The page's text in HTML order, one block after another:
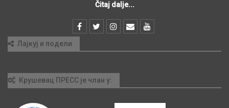
Čitaj dalje...
Лајкуј и подели
Крушевац ПРЕСС је члан у: